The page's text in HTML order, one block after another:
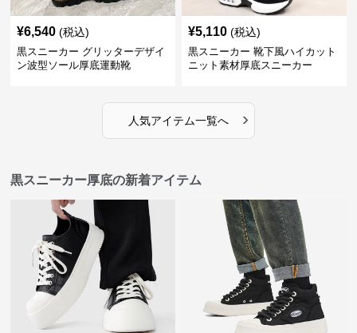
¥6,540 (税込)
黒スニーカー グリッターデザイ
ン波型ソール厚底運動靴
¥5,110 (税込)
黒スニーカー 靴下風ハイカット
ニット素材厚底スニーカー
人気アイテム一覧へ ›
黒スニーカー厚底の新着アイテム